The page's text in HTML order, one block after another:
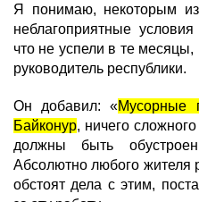
Я понимаю, некоторым
неблагоприятные
что не успели в те
руководитель республики.
Он добавил: «Мусорные
Байконур, ничего
должны быть
Абсолютно любого жителя
обстоят дела с этим,